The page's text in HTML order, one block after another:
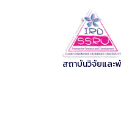
สถาบันวิจัยและ